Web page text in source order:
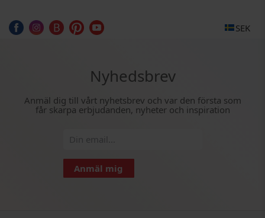
SEK
Nyhedsbrev
Anmäl dig till vårt nyhetsbrev och var den första som
får skarpa erbjudanden, nyheter och inspiration
Anmäl mig